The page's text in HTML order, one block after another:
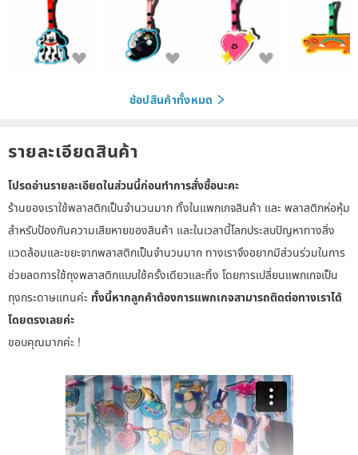
ช้อปสินค้าทั้งหมด
รายละเอียดสินค้า
โปรดอ่านรายละเอียดในส่วนนี้ก่อนทำการสั่งซื้อนะคะ
ร้านของเราใช้พลาสติกเป็นจำนวนมาก ทั้งในแพกเกจสินค้า และ พลาสติกห่อหุ้ม
สำหรับป้องกันความเสียหายของสินค้า และในเวลานี้โลกประสบปัญหาทางสิ่ง
แวดล้อมและขยะจากพลาสติกเป็นจำนวนมาก ทางเราจึงอยากมีส่วนร่วมในการ
ช่วยลดการใช้ถุงพลาสติกแบบใช้ครั้งเดียวและทิ้ง โดยการเปลี่ยนแพกเกจเป็น
ถุงกระดาษแทนค่ะ ทั้งนี้หากลูกค้าต้องการแพกเกจสามารถติดต่อทางเราได้
โดยตรงเลยค่ะ
ขอบคุณมากค่ะ !